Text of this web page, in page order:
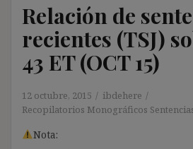
Relación de
recientes (TSJ)
43 ET (OCT 15)
12 octubre, 2015
ibdehere
Recopilatorios Monográficos
Nota: